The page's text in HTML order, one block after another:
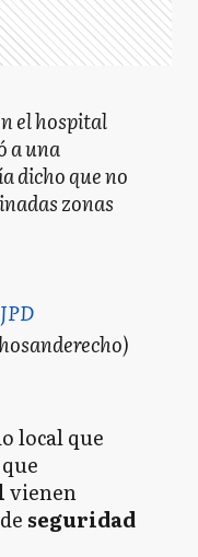
el hospital
a una
dicho que no
zonas
local que
vienen
seguridad